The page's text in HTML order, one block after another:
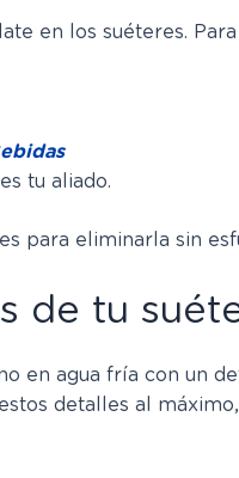
en los suéteres.
tu aliado.
para eliminarla sin
de tu
en agua fría con un
detalles al